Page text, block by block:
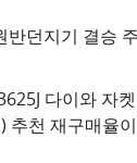
반던지기 결승
다이와 자
추천 재구매율